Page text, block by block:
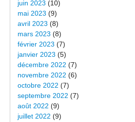
juin 2023 (10)
mai 2023 (9)
avril 2023 (8)
mars 2023 (8)
février 2023 (7)
janvier 2023 (5)
décembre 2022 (7)
novembre 2022 (6)
octobre 2022 (7)
septembre 2022 (7)
août 2022 (9)
juillet 2022 (9)